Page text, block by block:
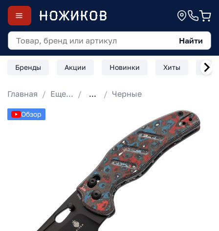
Найти
Бренды Акции Новинки Хиты
Главная Еще... ... Черные
Обзор